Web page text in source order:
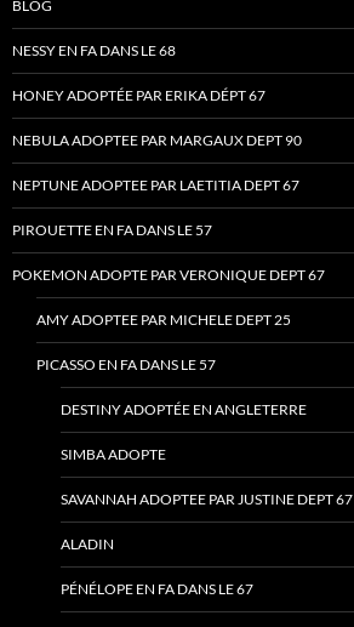
BLOG
NESSY EN FA DANS LE 68
HONEY ADOPTÉE PAR ERIKA DÉPT 67
NEBULA ADOPTEE PAR MARGAUX DEPT 90
NEPTUNE ADOPTEE PAR LAETITIA DEPT 67
PIROUETTE EN FA DANS LE 57
POKEMON ADOPTE PAR VERONIQUE DEPT 67
AMY ADOPTEE PAR MICHELE DEPT 25
PICASSO EN FA DANS LE 57
DESTINY ADOPTÉE EN ANGLETERRE
SIMBA ADOPTE
SAVANNAH ADOPTEE PAR JUSTINE DEPT 67
ALADIN
PÉNÉLOPE EN FA DANS LE 67